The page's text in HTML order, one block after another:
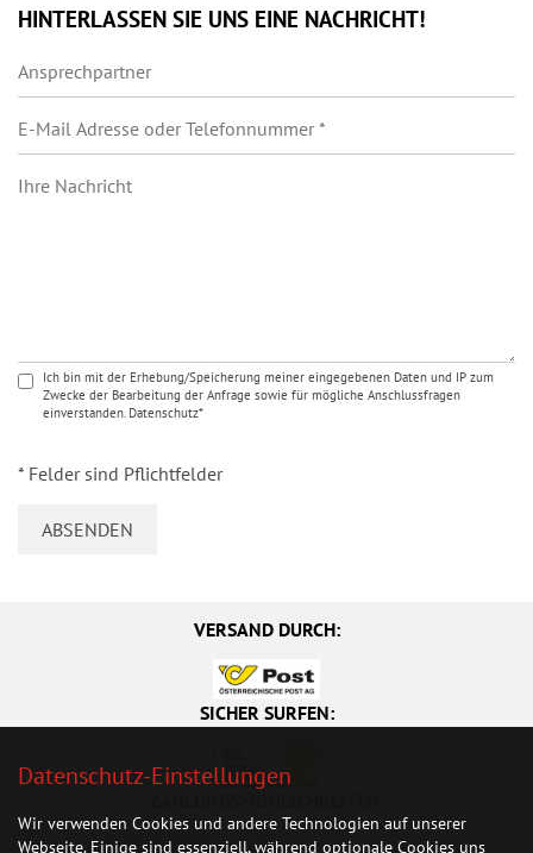
HINTERLASSEN SIE UNS EINE NACHRICHT!
Ich bin mit der Erhebung/Speicherung meiner eingegebenen Daten und IP zum
Zwecke der Bearbeitung der Anfrage sowie für mögliche Anschlussfragen
einverstanden. Datenschutz*
* Felder sind Pflichtfelder
VERSAND DURCH:
SICHER SURFEN:
Datenschutz-Einstellungen
Wir verwenden Cookies und andere Technologien auf unserer
Webseite. Einige sind essenziell, während optionale Cookies uns